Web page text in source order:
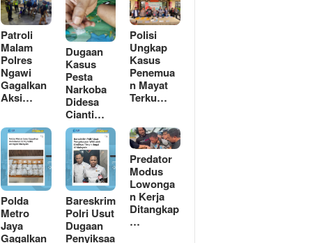
Patroli
Malam
Polres
Ngawi
Gagalkan
Aksi…
Dugaan
Kasus
Pesta
Narkoba
Didesa
Cianti…
Polisi
Ungkap
Kasus
Penemua
n Mayat
Terku…
Polda
Metro
Jaya
Gagalkan
Bareskrim
Polri Usut
Dugaan
Penyiksaa
Predator
Modus
Lowonga
n Kerja
Ditangkap
…